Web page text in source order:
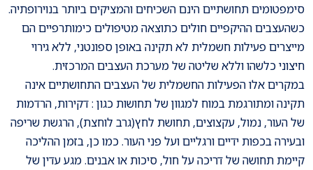
סימפטומים תחושתיים הינם השכיחים והמציקים ביותר בנוירופתיה.
כשהעצבים ההיקפיים חולים כתוצאה מטיפולים כימותרפיים הם
מייצרים פעילות חשמלית לא תקינה באופן ספונטני, ללא גירוי
חיצוני כלשהו וללא שליטה של מערכת העצבים המרכזית.
במקרים אלו הפעילות החשמלית של העצבים התחושתיים אינה
תקינה ומתורגמת במוח למגוון של תחושות כגון : דקירות, הרדמות
של העור, נמול, עקצוצים, תחושת לחץ(גרב לוחצת), הרגשת שריפה
ובעירה בכפות ידיים ורגליים ועל פני העור. כמו כן, בזמן ההליכה
קיימת תחושה של דריכה על חול, סיכות או אבנים. מגע עדין של